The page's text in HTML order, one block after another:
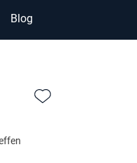
Blog
Zet bij favorieten